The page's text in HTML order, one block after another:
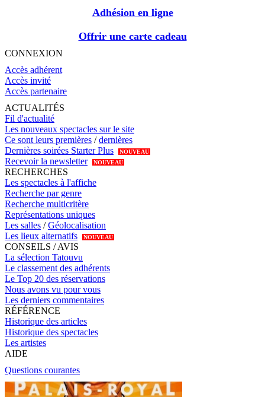
Adhésion en ligne
Offrir une carte cadeau
CONNEXION
Accès adhérent
Accès invité
Accès partenaire
ACTUALITÉS
Fil d'actualité
Les nouveaux spectacles sur le site
Ce sont leurs premières /dernières
Dernières soirées Starter Plus
NOUVEAU
Recevoir la newsletter NOUVEAU
RECHERCHES
Les spectacles à l'affiche
Recherche par genre
Recherche multicritère
Représentations uniques
Les salles /Géolocalisation
Les lieux alternatifs
NOUVEAU
CONSEILS / AVIS
La sélection Tatouvu
Le classement des adhérents
Le Top 20 des réservations
Nous avons vu pour vous
Les derniers commentaires
RÉFÉRENCE
Historique des articles
Historique des spectacles
Les artistes
AIDE
Questions courantes